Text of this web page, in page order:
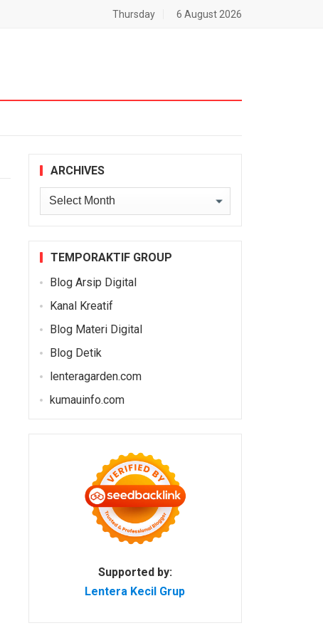
Thursday 6 August 2026
ARCHIVES
Archives
TEMPORAKTIF GROUP
Blog Arsip Digital
Kanal Kreatif
Blog Materi Digital
Blog Detik
lenteragarden.com
kumauinfo.com
Supported by:
Lentera Kecil Grup